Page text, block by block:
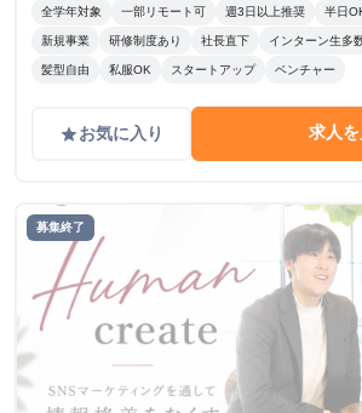
全学年対象 一部リモート可 週3日以上推奨 半日
新規事業 研修制度あり 社長直下 インターン生多
髪型自由 私服OK スタートアップ ベンチャー
gradeお気に入り 求人
募集終了